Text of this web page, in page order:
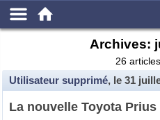
Archives:
26
Utilisateur supprimé, le 31
La nou­velle Toyota Prius